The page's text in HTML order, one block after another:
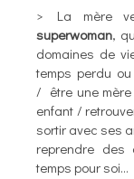
> La mère
superwoman,
domaines de
temps perdu
/ être une mère
enfant /
sortir avec ses
reprendre des
temps pour soi…